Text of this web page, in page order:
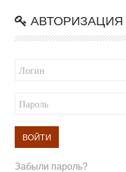
АВТОРИЗАЦИЯ
ВОЙТИ
Забыли пароль?